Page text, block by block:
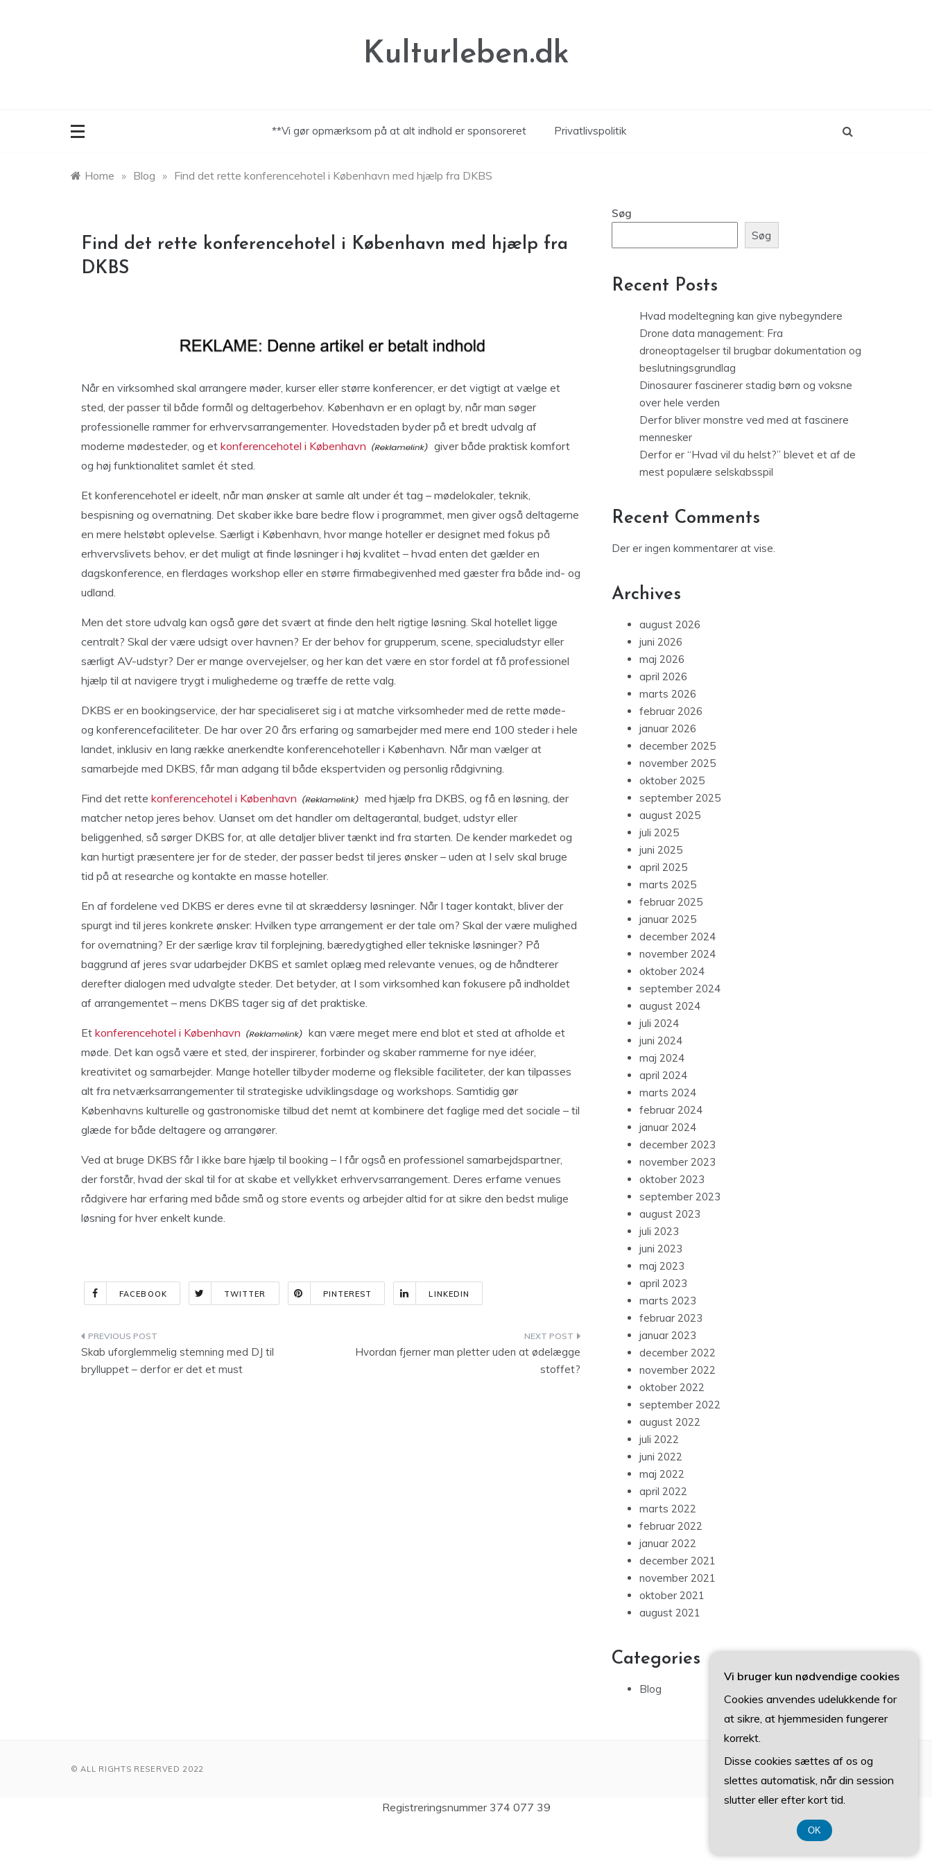
Kulturleben.dk
**Vi gør opmærksom på at alt indhold er sponsoreret Privatlivspolitik
Home » Blog » Find det rette konferencehotel i København med hjælp fra DKBS
Find det rette konferencehotel i København med hjælp fra
DKBS
Når en virksomhed skal arrangere møder, kurser eller større konferencer, er det vigtigt at vælge et
sted, der passer til både formål og deltagerbehov. København er en oplagt by, når man søger
professionelle rammer for erhvervsarrangementer. Hovedstaden byder på et bredt udvalg af
moderne mødesteder, og et konferencehotel i København
giver både praktisk komfort
og høj funktionalitet samlet ét sted.
Et konferencehotel er ideelt, når man ønsker at samle alt under ét tag – mødelokaler, teknik,
bespisning og overnatning. Det skaber ikke bare bedre flow i programmet, men giver også deltagerne
en mere helstøbt oplevelse. Særligt i København, hvor mange hoteller er designet med fokus på
erhvervslivets behov, er det muligt at finde løsninger i høj kvalitet – hvad enten det gælder en
dagskonference, en flerdages workshop eller en større firmabegivenhed med gæster fra både ind- og
udland.
Men det store udvalg kan også gøre det svært at finde den helt rigtige løsning. Skal hotellet ligge
centralt? Skal der være udsigt over havnen? Er der behov for grupperum, scene, specialudstyr eller
særligt AV-udstyr? Der er mange overvejelser, og her kan det være en stor fordel at få professionel
hjælp til at navigere trygt i mulighederne og træffe de rette valg.
DKBS er en bookingservice, der har specialiseret sig i at matche virksomheder med de rette møde-
og konferencefaciliteter. De har over 20 års erfaring og samarbejder med mere end 100 steder i hele
landet, inklusiv en lang række anerkendte konferencehoteller i København. Når man vælger at
samarbejde med DKBS, får man adgang til både ekspertviden og personlig rådgivning.
Find det rette konferencehotel i København
med hjælp fra DKBS, og få en løsning, der
matcher netop jeres behov. Uanset om det handler om deltagerantal, budget, udstyr eller
beliggenhed, så sørger DKBS for, at alle detaljer bliver tænkt ind fra starten. De kender markedet og
kan hurtigt præsentere jer for de steder, der passer bedst til jeres ønsker – uden at I selv skal bruge
tid på at researche og kontakte en masse hoteller.
En af fordelene ved DKBS er deres evne til at skræddersy løsninger. Når I tager kontakt, bliver der
spurgt ind til jeres konkrete ønsker: Hvilken type arrangement er der tale om? Skal der være mulighed
for overnatning? Er der særlige krav til forplejning, bæredygtighed eller tekniske løsninger? På
baggrund af jeres svar udarbejder DKBS et samlet oplæg med relevante venues, og de håndterer
derefter dialogen med udvalgte steder. Det betyder, at I som virksomhed kan fokusere på indholdet
af arrangementet – mens DKBS tager sig af det praktiske.
Et konferencehotel i København
kan være meget mere end blot et sted at afholde et
møde. Det kan også være et sted, der inspirerer, forbinder og skaber rammerne for nye idéer,
kreativitet og samarbejder. Mange hoteller tilbyder moderne og fleksible faciliteter, der kan tilpasses
alt fra netværksarrangementer til strategiske udviklingsdage og workshops. Samtidig gør
Københavns kulturelle og gastronomiske tilbud det nemt at kombinere det faglige med det sociale – til
glæde for både deltagere og arrangører.
Ved at bruge DKBS får I ikke bare hjælp til booking – I får også en professionel samarbejdspartner,
der forstår, hvad der skal til for at skabe et vellykket erhvervsarrangement. Deres erfarne venues
rådgivere har erfaring med både små og store events og arbejder altid for at sikre den bedst mulige
løsning for hver enkelt kunde.
FACEBOOK TWITTER PINTEREST LINKEDIN
Indlægsnavigation
Skab uforglemmelig stemning med DJ til
brylluppet – derfor er det et must
Hvordan fjerner man pletter uden at ødelægge
stoffet?
Søg
Søg
Recent Posts
Hvad modeltegning kan give nybegyndere
Drone data management: Fra
droneoptagelser til brugbar dokumentation og
beslutningsgrundlag
Dinosaurer fascinerer stadig børn og voksne
over hele verden
Derfor bliver monstre ved med at fascinere
mennesker
Derfor er “Hvad vil du helst?” blevet et af de
mest populære selskabsspil
Recent Comments
Der er ingen kommentarer at vise.
Archives
august 2026
juni 2026
maj 2026
april 2026
marts 2026
februar 2026
januar 2026
december 2025
november 2025
oktober 2025
september 2025
august 2025
juli 2025
juni 2025
april 2025
marts 2025
februar 2025
januar 2025
december 2024
november 2024
oktober 2024
september 2024
august 2024
juli 2024
juni 2024
maj 2024
april 2024
marts 2024
februar 2024
januar 2024
december 2023
november 2023
oktober 2023
september 2023
august 2023
juli 2023
juni 2023
maj 2023
april 2023
marts 2023
februar 2023
januar 2023
december 2022
november 2022
oktober 2022
september 2022
august 2022
juli 2022
juni 2022
maj 2022
april 2022
marts 2022
februar 2022
januar 2022
december 2021
november 2021
oktober 2021
august 2021
Categories
Blog
© ALL RIGHTS RESERVED 2022
Registreringsnummer 374 077 39
Vi bruger kun nødvendige cookies
Cookies anvendes udelukkende for
at sikre, at hjemmesiden fungerer
korrekt.
Disse cookies sættes af os og
slettes automatisk, når din session
slutter eller efter kort tid.
OK